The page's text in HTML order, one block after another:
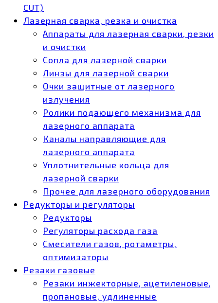
CUT)
Лазерная сварка, резка и очистка
Аппараты для лазерная сварки, резки
и очистки
Сопла для лазерной сварки
Линзы для лазерной сварки
Очки защитные от лазерного
излучения
Ролики подающего механизма для
лазерного аппарата
Каналы направляющие для
лазерного аппарата
Уплотнительные кольца для
лазерной сварки
Прочее для лазерного оборудования
Редукторы и регуляторы
Редукторы
Регуляторы расхода газа
Смесители газов, ротаметры,
оптимизаторы
Резаки газовые
Резаки инжекторные, ацетиленовые,
пропановые, удлиненные